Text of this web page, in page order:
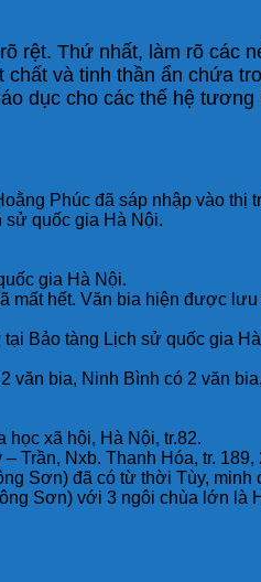
rệt. Thứ nhất, làm rõ
và tinh thần ẩn chứa
dục cho các thế hệ
Phúc đã sáp nhập vào thị
quốc gia Hà Nội.
gia Hà Nội.
hết. Văn bia hiện được
Bảo tàng Lịch sử quốc gia
bia, Ninh Bình có 2 văn
học xã hội, Hà Nội, tr.82.
Trần, Nxb. Thanh Hóa, tr. 189,
Sơn) đã có từ thời Tùy,
Sơn) với 3 ngôi chùa lớn